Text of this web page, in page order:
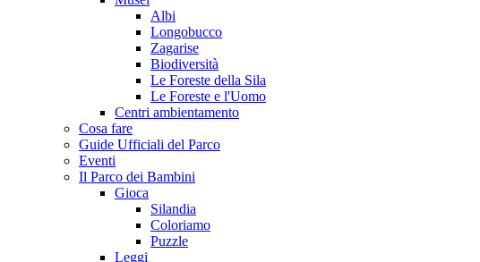
Albi
Longobucco
Zagarise
Biodiversità
Le Foreste della Sila
Le Foreste e l'Uomo
Centri ambientamento
Cosa fare
Guide Ufficiali del Parco
Eventi
Il Parco dei Bambini
Gioca
Silandia
Coloriamo
Puzzle
Leggi